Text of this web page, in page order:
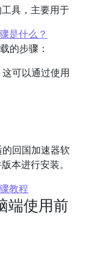
具，主要用于
是什么？
的步骤：
可以通过使用
回国加速器软
本进行安装。
教程
端使用前